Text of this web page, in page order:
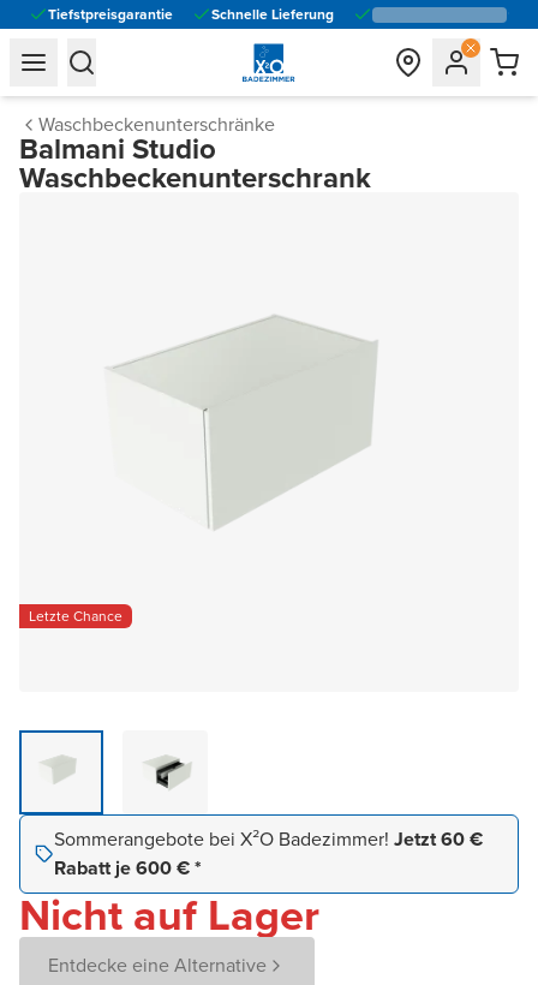
Tiefstpreisgarantie Schnelle Lieferung
general.navigation.toggle_menu.label
general.navigation.toggle_menu.label
Waschbeckenunterschränke
Balmani Studio
Waschbeckenunterschrank
Letzte Chance
Sommerangebote bei X²O Badezimmer! Jetzt 60 €
Rabatt je 600 € *
Nicht auf Lager
Entdecke eine Alternative